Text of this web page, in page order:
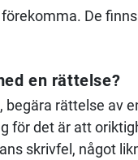
De
en rättelse?
rättelse av
för det är att
skrivfel, något